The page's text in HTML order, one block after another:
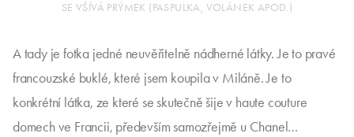
SE VŠÍVÁ PRÝMEK (PASPULKA, VOLÁNEK APOD.)
A tady je fotka jedné neuvěřitelně nádherné látky. Je to pravé
francouzské buklé, které jsem koupila v Miláně. Je to
konkrétní látka, ze které se skutečně šije v haute couture
domech ve Francii, především samozřejmě u Chanel…